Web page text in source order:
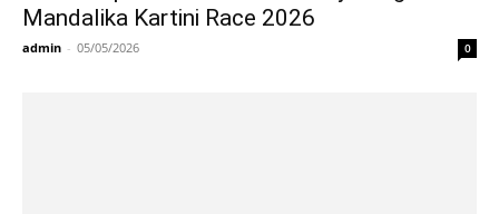
Mandalika Kartini Race 2026
admin - 05/05/2026 0